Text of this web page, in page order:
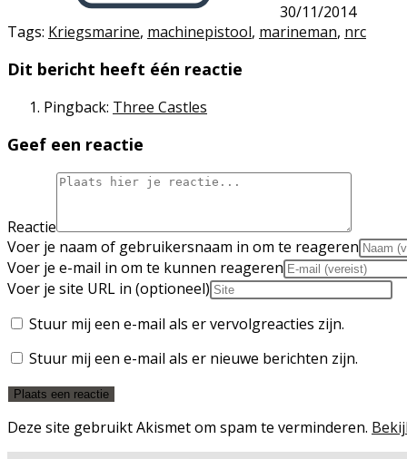
30/11/2014
Tags: Kriegsmarine, machinepistool, marineman, nrc
Dit bericht heeft één reactie
Pingback: Three Castles
Geef een reactie
Reactie
Voer je naam of gebruikersnaam in om te reageren
Voer je e-mail in om te kunnen reageren
Voer je site URL in (optioneel)
Stuur mij een e-mail als er vervolgreacties zijn.
Stuur mij een e-mail als er nieuwe berichten zijn.
Deze site gebruikt Akismet om spam te verminderen.